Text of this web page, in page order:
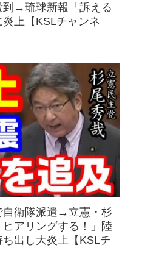
到→琉球新報「訴える
上【KSLチャンネ
自衛隊派遣→立憲・杉
アリングする！」陸
出し大炎上【KSLチ